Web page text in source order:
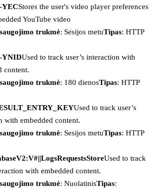
YECStores the user's video player preferences
YouTube video
trukmė: Sesijos metuTipas: HTTP
YNIDUsed to track user’s interaction with
content.
trukmė: 180 dienosTipas: HTTP
Used to track user’s
with embedded content.
trukmė: Sesijos metuTipas: HTTP
Used to track
with embedded content.
trukmė: NuolatinisTipas: